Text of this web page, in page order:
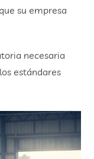
su empresa
necesaria
estándares